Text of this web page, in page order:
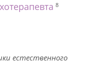
8
естественного